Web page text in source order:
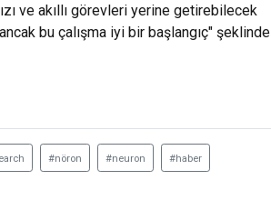
ve akıllı görevleri yerine getirebilecek
bu çalışma iyi bir başlangıç" şeklinde
#nöron #neuron #haber